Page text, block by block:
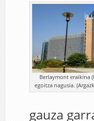
Berlaymont eraikina
egoitza nagusia.
gauza